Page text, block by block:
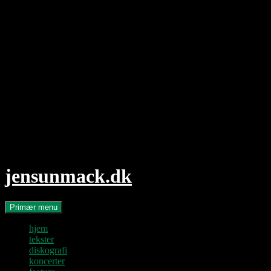
jensunmack.dk
Søg
Primær menu
hjem
tekster
diskografi
koncerter